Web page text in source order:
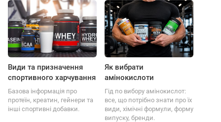
Види та призначення
спортивного харчування
Базова інформація про
протеїн, креатин, гейнери та
інші спортивні добавки.
Як вибрати
амінокислоти
Гід по вибору амінокислот:
все, що потрібно знати про їх
види, хімічні формули, форму
випуску, бренди.